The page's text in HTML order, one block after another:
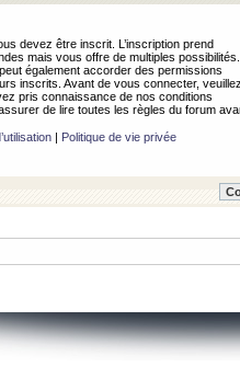
devez être inscrit. L’inscription prend
mais vous offre de multiples possibilités.
également accorder des permissions
inscrits. Avant de vous connecter, veuillez
pris connaissance de nos conditions
de lire toutes les règles du forum
| Politique de vie privée